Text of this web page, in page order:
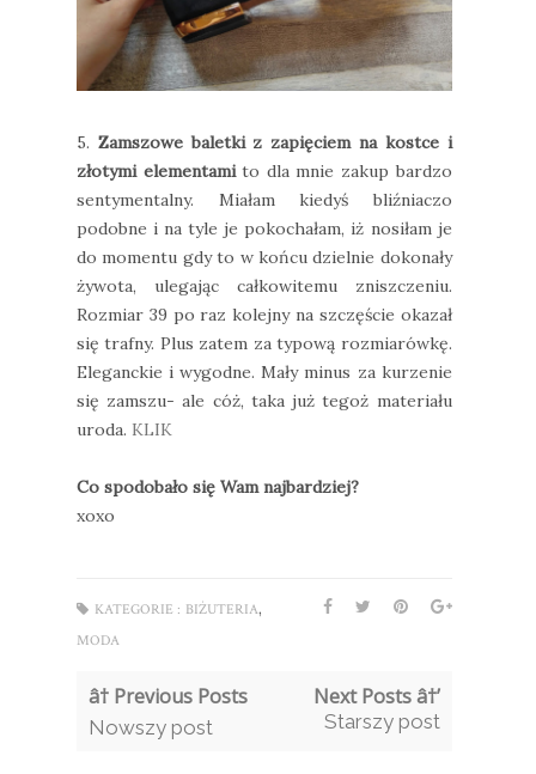
5. Zamszowe baletki z zapięciem na kostce i
złotymi elementamito dla mnie zakup bardzo
sentymentalny. Miałam kiedyś bliźniaczo
podobne i na tyle je pokochałam, iż nosiłam je
do momentu gdy to w końcu dzielnie dokonały
żywota, ulegając całkowitemu zniszczeniu.
Rozmiar 39 po raz kolejny na szczęście okazał
się trafny. Plus zatem za typową rozmiarówkę.
Eleganckie i wygodne. Mały minus za kurzenie
się zamszu- ale cóż, taka już tegoż materiału
uroda. KLIK
Co spodobało się Wam najbardziej?
xoxo
KATEGORIE : BIŻUTERIA,
MODA
â† Previous Posts
Nowszy post
Next Posts â†’
Starszy post